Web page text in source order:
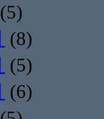
(5)
(8)
(5)
(6)